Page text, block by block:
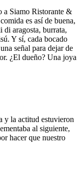
a Siamo Ristorante &
es así de buena,
di aragosta, burrata,
Y sí, cada bocado
señal para dejar de
¿El dueño? Una joya
y la actitud estuvieron
al siguiente,
hacer que nuestro